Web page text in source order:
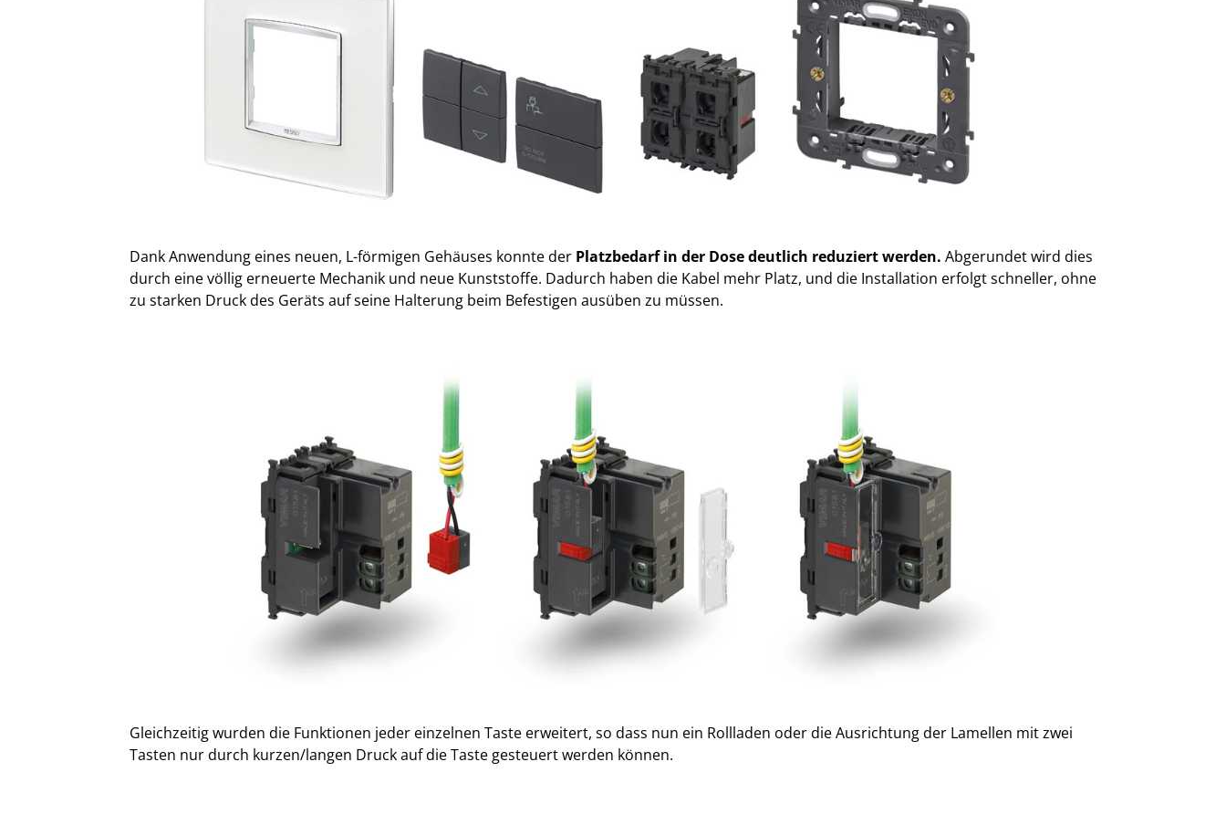
Dank Anwendung eines neuen, L-förmigen Gehäuses konnte der Platzbedarf in der Dose deutlich reduziert werden. Abgerundet wird dies
durch eine völlig erneuerte Mechanik und neue Kunststoffe. Dadurch haben die Kabel mehr Platz, und die Installation erfolgt schneller, ohne
zu starken Druck des Geräts auf seine Halterung beim Befestigen ausüben zu müssen.
Gleichzeitig wurden die Funktionen jeder einzelnen Taste erweitert, so dass nun ein Rollladen oder die Ausrichtung der Lamellen mit zwei
Tasten nur durch kurzen/langen Druck auf die Taste gesteuert werden können.